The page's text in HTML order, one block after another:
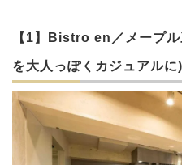
【1】Bistro en／メープ
を大人っぽくカジュアルに)